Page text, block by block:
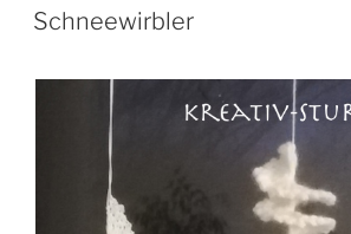
AM
Schneewirbler